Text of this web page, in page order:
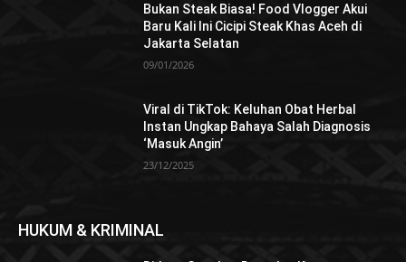
Bukan Steak Biasa! Food Vlogger Akui
Baru Kali Ini Cicipi Steak Khas Aceh di
Jakarta Selatan
09/01/2026
Viral di TikTok: Keluhan Obat Herbal
Instan Ungkap Bahaya Salah Diagnosis
‘Masuk Angin’
23/12/2025
HUKUM & KRIMINAL